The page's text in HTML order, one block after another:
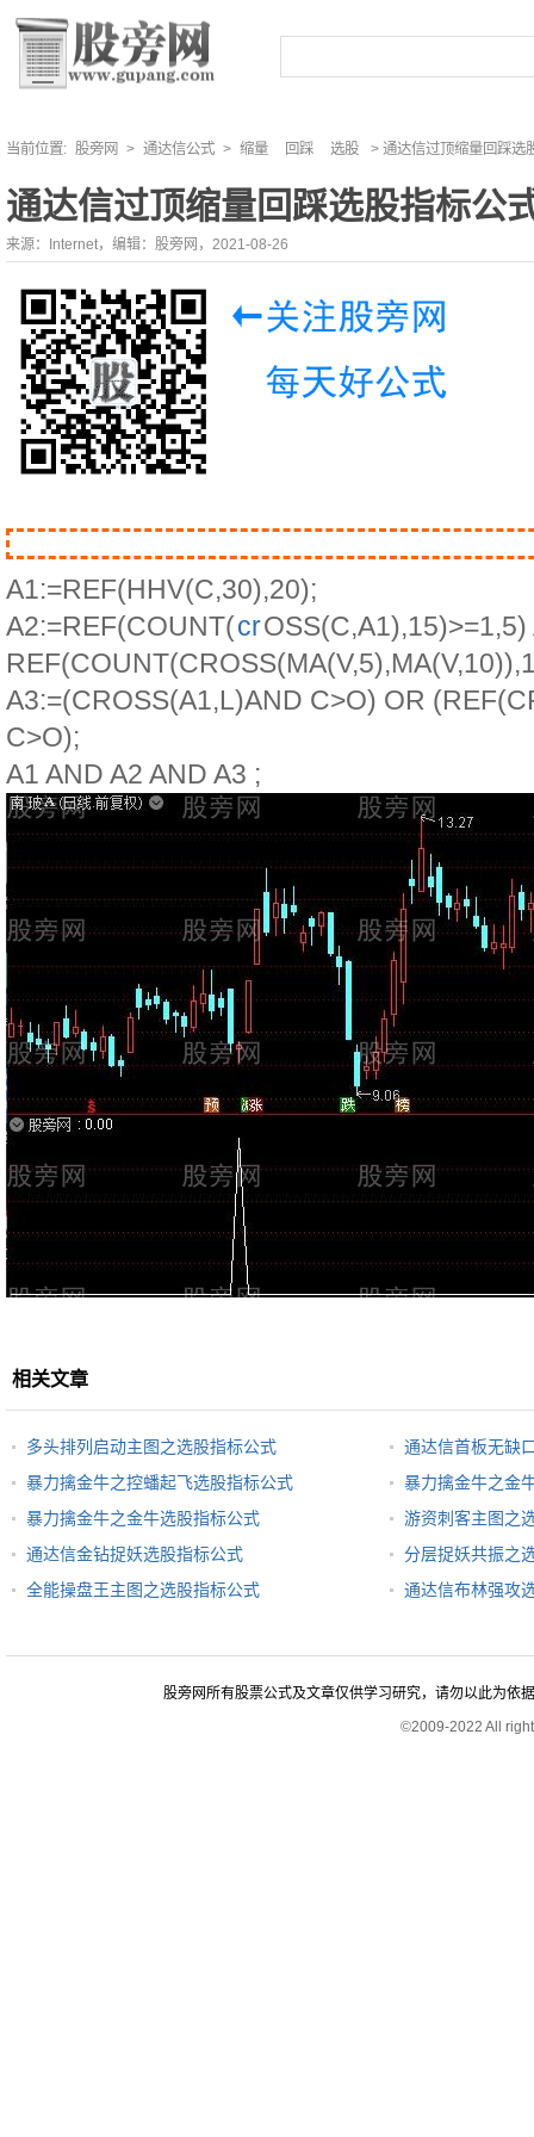
当前位置: 股旁网 > 通达信公式 > 缩量 回踩 选股 > 通达信过顶缩量回踩选
通达信过顶缩量回踩选股指标公
来源：Internet，编辑：股旁网，2021-08-26
A1:=REF(HHV(C,30),20);
A2:=REF(COUNT(crOSS(C,A1),15)>=1,5)
A3:=(CROSS(A1,L)AND C>O) OR
C>O);
A1 AND A2 AND A3 ;
相关文章
多头排列启动主图之选股指标公式
通达信首板无缺
暴力擒金牛之控蟠起飞选股指标公式
暴力擒金牛之金
暴力擒金牛之金牛选股指标公式
游资刺客主图之
通达信金钻捉妖选股指标公式
分层捉妖共振之
全能操盘王主图之选股指标公式
通达信布林强攻
股旁网所有股票公式及文章仅供学习研究，请勿以此为依
©2009-2022 All